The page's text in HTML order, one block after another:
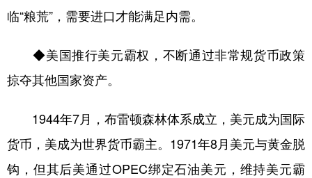
临“粮荒”，需要进口才能满足内需。
◆美国推行美元霸权，不断通过非常规货币政策
掠夺其他国家资产。
1944年7月，布雷顿森林体系成立，美元成为国际
货币，美成为世界货币霸主。1971年8月美元与黄金脱
钩，但其后美通过OPEC绑定石油美元，维持美元霸